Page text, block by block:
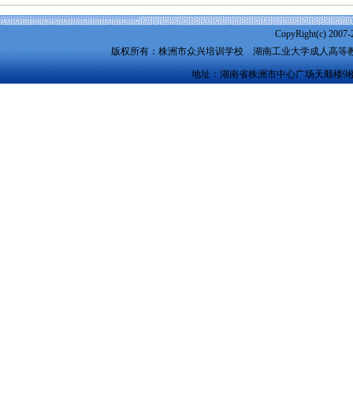
CopyRight(c)
版权所有：株洲市众兴培训学校 湖南工业大学成人高等
地址：湖南省株洲市中心广场天顺楼